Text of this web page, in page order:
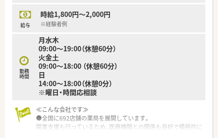
給与
時給1,800円～2,000円
※経験者例
勤務
時間
月水木
09:00～19:00（休憩60分）
火金土
09:00～18:00 （休憩60分）
日
14:00～18:00（休憩0分）
※曜日・時間応相談
≪こんな会社です≫
●全国に692店舗の薬局を展開しています。
開業支援も行っているため、医療機関との関係も良好で積極的に